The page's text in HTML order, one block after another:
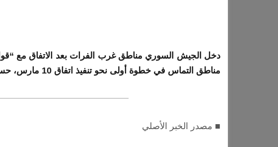
دخل الجيش السوري مناطق غرب الفرات بعد الاتفاق مع
مناطق التماس في خطوة أولى نحو تنفيذ اتفاق 10 مارس، حسب المراقبين.
■ مصدر الخبر الأصلي